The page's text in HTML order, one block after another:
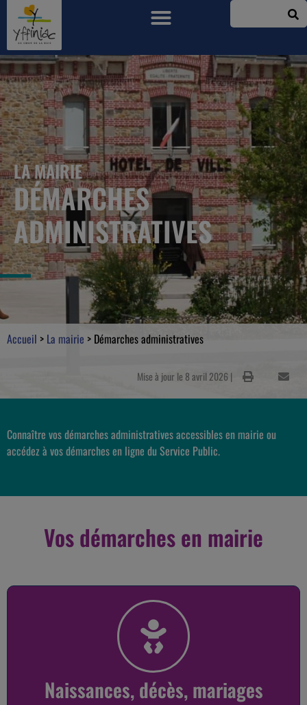
LA MAIRIE
DÉMARCHES
ADMINISTRATIVES
Accueil > La mairie > Démarches administratives
Mise à jour le 8 avril 2026 |
Connaître vos démarches administratives accessibles en mairie ou
accédez à vos démarches en ligne du Service Public.
Vos démarches en mairie
Naissances, décès, mariages